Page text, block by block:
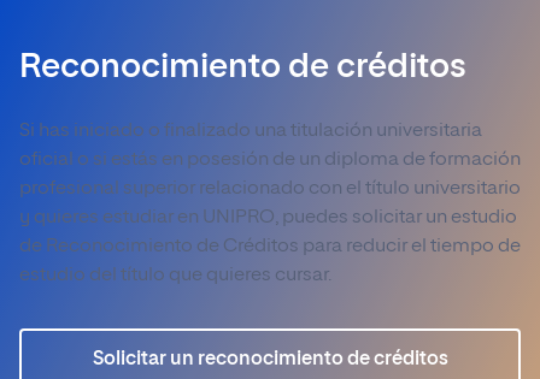
Reconocimiento de créditos
Si has iniciado o finalizado una titulación universitaria
oficial o si estás en posesión de un diploma de formación
profesional superior relacionado con el título universitario
y quieres estudiar en UNIPRO, puedes solicitar un estudio
de Reconocimiento de Créditos para reducir el tiempo de
estudio del título que quieres cursar.
Solicitar un reconocimiento de créditos